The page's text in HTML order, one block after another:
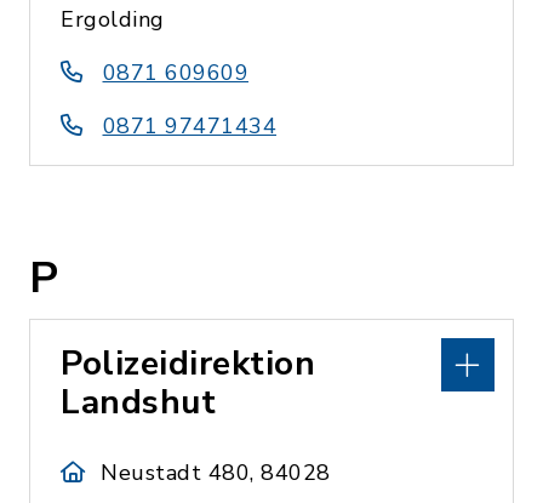
Ergolding
0871 609609
0871 97471434
P
Polizeidirektion
Landshut
Neustadt 480, 84028